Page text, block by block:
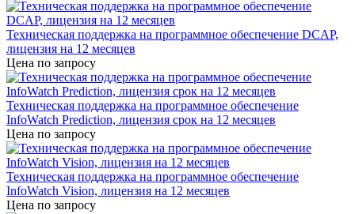
Техническая поддержка на программное обеспечение DCAP,
лицензия на 12 месяцев
Цена по запросу
Техническая поддержка на программное обеспечение
InfoWatch Prediction, лицензия срок на 12 месяцев
Цена по запросу
Техническая поддержка на программное обеспечение
InfoWatch Vision, лицензия на 12 месяцев
Цена по запросу